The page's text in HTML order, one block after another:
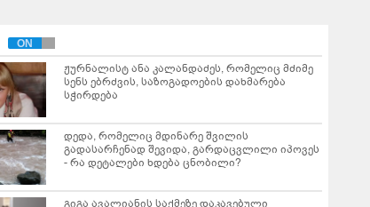
ჟურნალისტ ანა კალანდაძეს, რომელიც მძიმე
სენს ებრძვის, საზოგადოების დახმარება
სჭირდება
დედა, რომელიც მდინარე შვილის
გადასარჩენად შევიდა, გარდაცვლილი იპოვეს
- რა დეტალები ხდება ცნობილი?
გიგა ავალიანის საქმეზე დაკავებული